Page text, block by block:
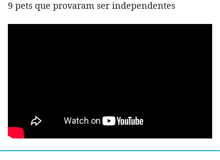
9 pets que provaram ser independentes